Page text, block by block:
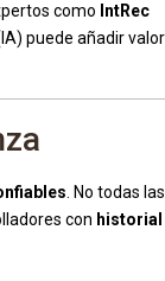
como IntRec
puede añadir valor
. No todas las
con historial